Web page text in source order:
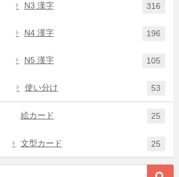
N3 漢字 316
N4 漢字 196
N5 漢字 105
使い分け 53
絵カード 25
文型カード 25